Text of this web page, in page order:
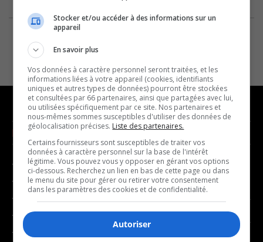
NOUVELLES
- Affaires municipales
- Communauté / Social
- Culture
- Économie
- Éducation
MUSIQUE
- Décompte franco
- Joué récemment
BALADOS
Stocker et/ou accéder à des informations sur un
appareil
En savoir plus
Vos données à caractère personnel seront traitées, et les
informations liées à votre appareil (cookies, identifiants
uniques et autres types de données) pourront être stockées
et consultées par 66 partenaires, ainsi que partagées avec lui,
ou utilisées spécifiquement par ce site. Nos partenaires et
nous-mêmes sommes susceptibles d'utiliser des données de
géolocalisation précises. Liste des partenaires.
Certains fournisseurs sont susceptibles de traiter vos
données à caractère personnel sur la base de l'intérêt
légitime. Vous pouvez vous y opposer en gérant vos options
ci-dessous. Recherchez un lien en bas de cette page ou dans
le menu du site pour gérer ou retirer votre consentement
dans les paramètres des cookies et de confidentialité.
Autoriser